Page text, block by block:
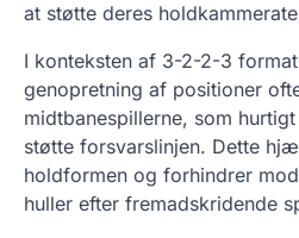
at støtte deres
I konteksten af 3-2-2-3
genopretning af positioner
midtbanespillerne, som
støtte forsvarslinjen. Dette
holdformen og forhindrer
huller efter fremadskridende